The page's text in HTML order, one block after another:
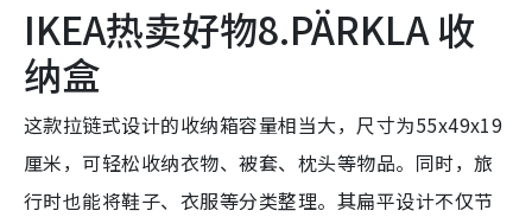
IKEA热卖好物8.PÄRKLA 收
纳盒
这款拉链式设计的收纳箱容量相当大，尺寸为55x49x19
厘米，可轻松收纳衣物、被套、枕头等物品。同时，旅
行时也能将鞋子、衣服等分类整理。其扁平设计不仅节